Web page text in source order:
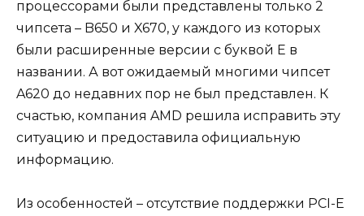
процессорами были представлены только 2
чипсета – B650 и X670, у каждого из которых
были расширенные версии с буквой E в
названии. А вот ожидаемый многими чипсет
A620 до недавних пор не был представлен. К
счастью, компания AMD решила исправить эту
ситуацию и предоставила официальную
информацию.
Из особенностей – отсутствие поддержки PCI-E